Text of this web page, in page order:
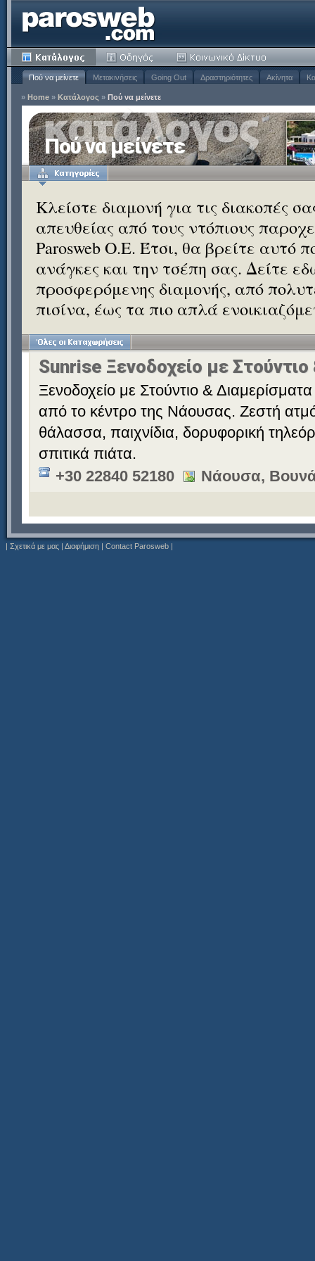
Πού να μείνετε Μετακινήσεις Going Out Δραστηριότητες Ακίνητα
» Home » Κατάλογος » Πού να μείνετε
Πού να μείνετε
Κλείστε διαμονή για τις διακοπές
απευθείας από τους ντόπιους
Parosweb Ο.Ε. Έτσι, θα βρείτε αυτό
ανάγκες και την τσέπη σας. Δείτε
προσφερόμενης διαμονής, από
πισίνα, έως τα πιο απλά
Sunrise Ξενοδοχείο με
Ξενοδοχείο με Στούντιο &
από το κέντρο της Νάουσας. Ζεστή
θάλασσα, παιχνίδια, δορυφορική
σπιτικά πιάτα.
+30 22840 52180
Νάουσα,
| Σχετικά με μας | Διαφήμιση | Contact Parosweb |